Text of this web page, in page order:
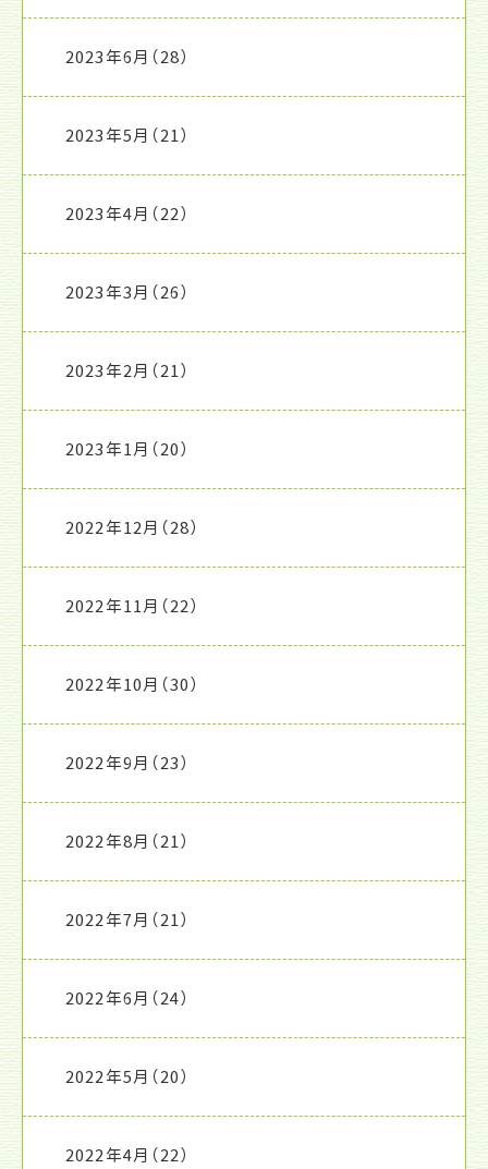
2023年6月 （28）
2023年5月 （21）
2023年4月 （22）
2023年3月 （26）
2023年2月 （21）
2023年1月 （20）
2022年12月 （28）
2022年11月 （22）
2022年10月 （30）
2022年9月 （23）
2022年8月 （21）
2022年7月 （21）
2022年6月 （24）
2022年5月 （20）
2022年4月 （22）